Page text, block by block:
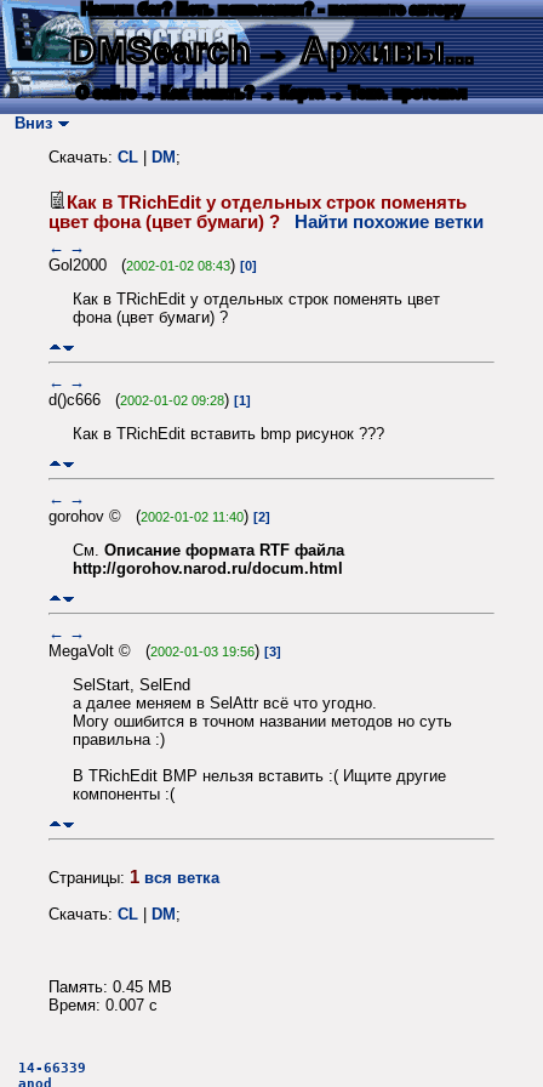
Нашли баг? Есть пожелания? - напишите автору
DMSearch→ Архивы...
О сайте → Как искать? → Карта → Текс. протокол
Вниз
Скачать: CL DM ;
Как в TRichEdit у отдельных строк поменять
цвет фона (цвет бумаги) ?
Найти похожие ветки
← →
Gol2000 (2002-01-02 08:43) [0]
Как в TRichEdit у отдельных строк поменять цвет
фона (цвет бумаги) ?
← →
d()c666 (2002-01-02 09:28) [1]
Как в TRichEdit вставить bmp рисунок ???
← →
gorohov © (2002-01-02 11:40) [2]
См. Описание формата RTF файла
http://gorohov.narod.ru/docum.html
← →
MegaVolt © (2002-01-03 19:56) [3]
SelStart, SelEnd
а далее меняем в SelAttr всё что угодно.
Могу ошибится в точном названии методов но суть
правильна :)
В TRichEdit BMP нельзя вставить :( Ищите другие
компоненты :(
Страницы: 1 вся ветка
Скачать: CL | DM;
Память: 0.45 MB
Время: 0.007 c
14-66339